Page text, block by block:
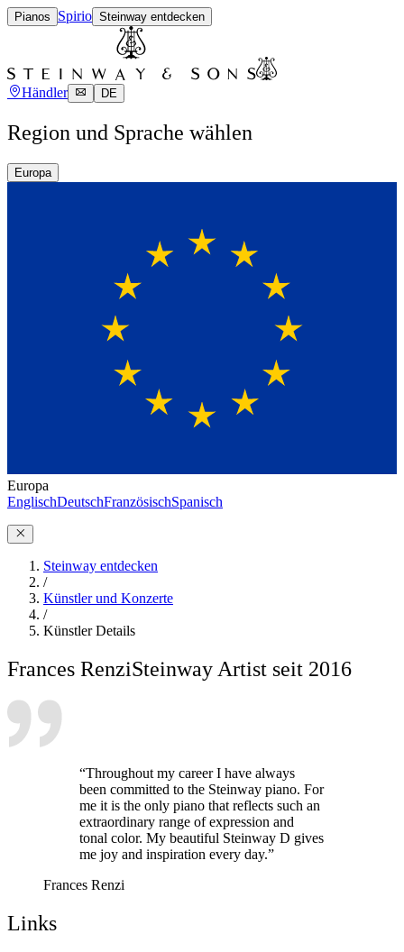
Pianos Spirio Steinway entdecken
Händler DE
Region und Sprache wählen
Europa
Europa
EnglischDeutschFranzösischSpanisch
Steinway entdecken
/
Künstler und Konzerte
/
Künstler Details
Frances RenziSteinway Artist seit 2016
“Throughout my career I have always
been committed to the Steinway piano. For
me it is the only piano that reflects such an
extraordinary range of expression and
tonal color. My beautiful Steinway D gives
me joy and inspiration every day.”
Frances Renzi
Links